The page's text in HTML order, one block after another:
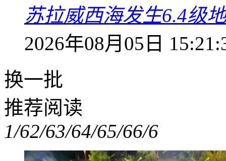
苏拉威西海发生6.4级
2026年08月05日
换一批
推荐阅读
1/62/63/64/65/66/6